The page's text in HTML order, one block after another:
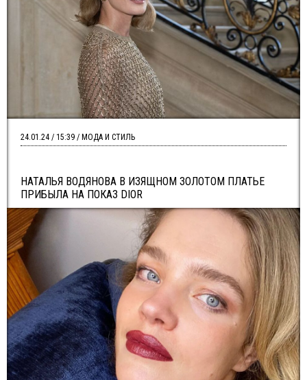
НАТАЛЬЯ ВОДЯНОВА В ИЗЯЩНОМ ЗОЛОТОМ ПЛАТЬЕ
ПРИБЫЛА НА ПОКАЗ DIOR
24.01.24 / 15:39 / МОДА И СТИЛЬ